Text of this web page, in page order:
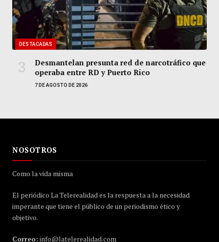
DESTACADAS
Desmantelan presunta red de narcotráfico que
operaba entre RD y Puerto Rico
7 DE AGOSTO DE 2026
NOSOTROS
Como la vida misma
El periódico La Telerealidad es la respuesta a la necesidad
imperante que tiene el público de un periodismo ético y
objetivo.
Correo: info@latelerealidad.com